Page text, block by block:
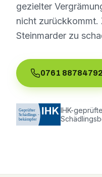
gezielter
nicht zurückkommt.
Steinmarder zu
0761 88784792
IHK-